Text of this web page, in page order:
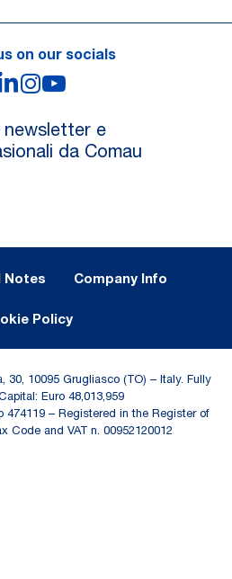
on our socials
LinkedIn
Instagram
newsletter e
da Comau
Notes Company Info
Policy
30, 10095 Grugliasco (TO) – Italy. Fully
Euro 48,013,959
474119 – Registered in the Register of
Code and VAT n. 00952120012